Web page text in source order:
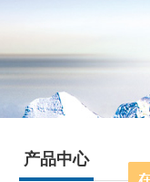
产品中心